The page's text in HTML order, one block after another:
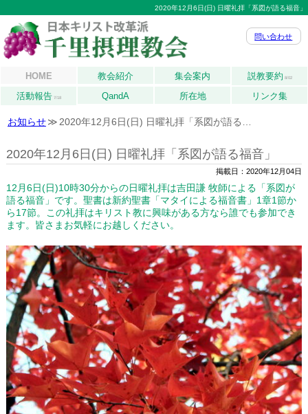
2020年12月6日(日) 日曜礼拝「系図が語る福音」
問い合わせ
HOME 教会紹介 集会案内 説教要約 8/02
活動報告 7/18 QandA 所在地 リンク集
お知らせ 2020年12月6日(日) 日曜礼拝「系図が語る…
2020年12月6日(日) 日曜礼拝「系図が語る福音」
掲載日：2020年12月04日
12月6日(日)10時30分からの日曜礼拝は吉田謙 牧師による「系図が
語る福音」です。聖書は新約聖書「マタイによる福音書」1章1節か
ら17節。この礼拝はキリスト教に興味がある方なら誰でも参加でき
ます。皆さまお気軽にお越しください。